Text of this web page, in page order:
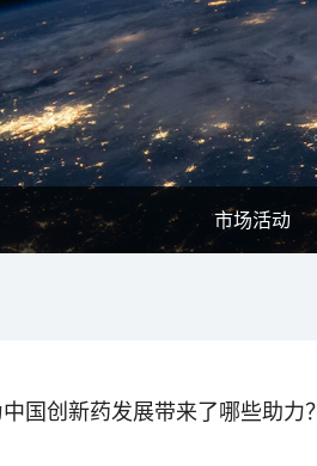
市场活动
国创新药发展带来了哪些助力？